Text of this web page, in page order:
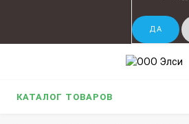
КАТАЛОГ ТОВАРОВ